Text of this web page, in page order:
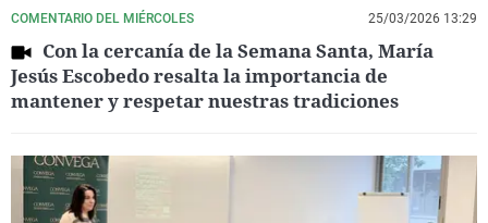
COMENTARIO DEL MIÉRCOLES 25/03/2026 13:29
Con la cercanía de la Semana Santa, María
Jesús Escobedo resalta la importancia de
mantener y respetar nuestras tradiciones